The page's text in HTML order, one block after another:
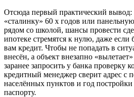
Отсюда первый практический вывод:
«сталинку» 60 х годов или
рядом со школой, шансы провести
ипотеке стремятся к нулю, даже если
вам кредит. Чтобы не попадать в
внесён, а объект внезапно
заранее запросить у банка проверку
кредитный менеджер сверит адрес с
населённых пунктов и год
паспорту.